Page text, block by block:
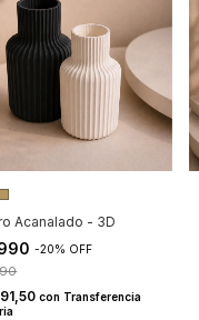
Acanalado - 3D
-20% OFF
con Transferencia